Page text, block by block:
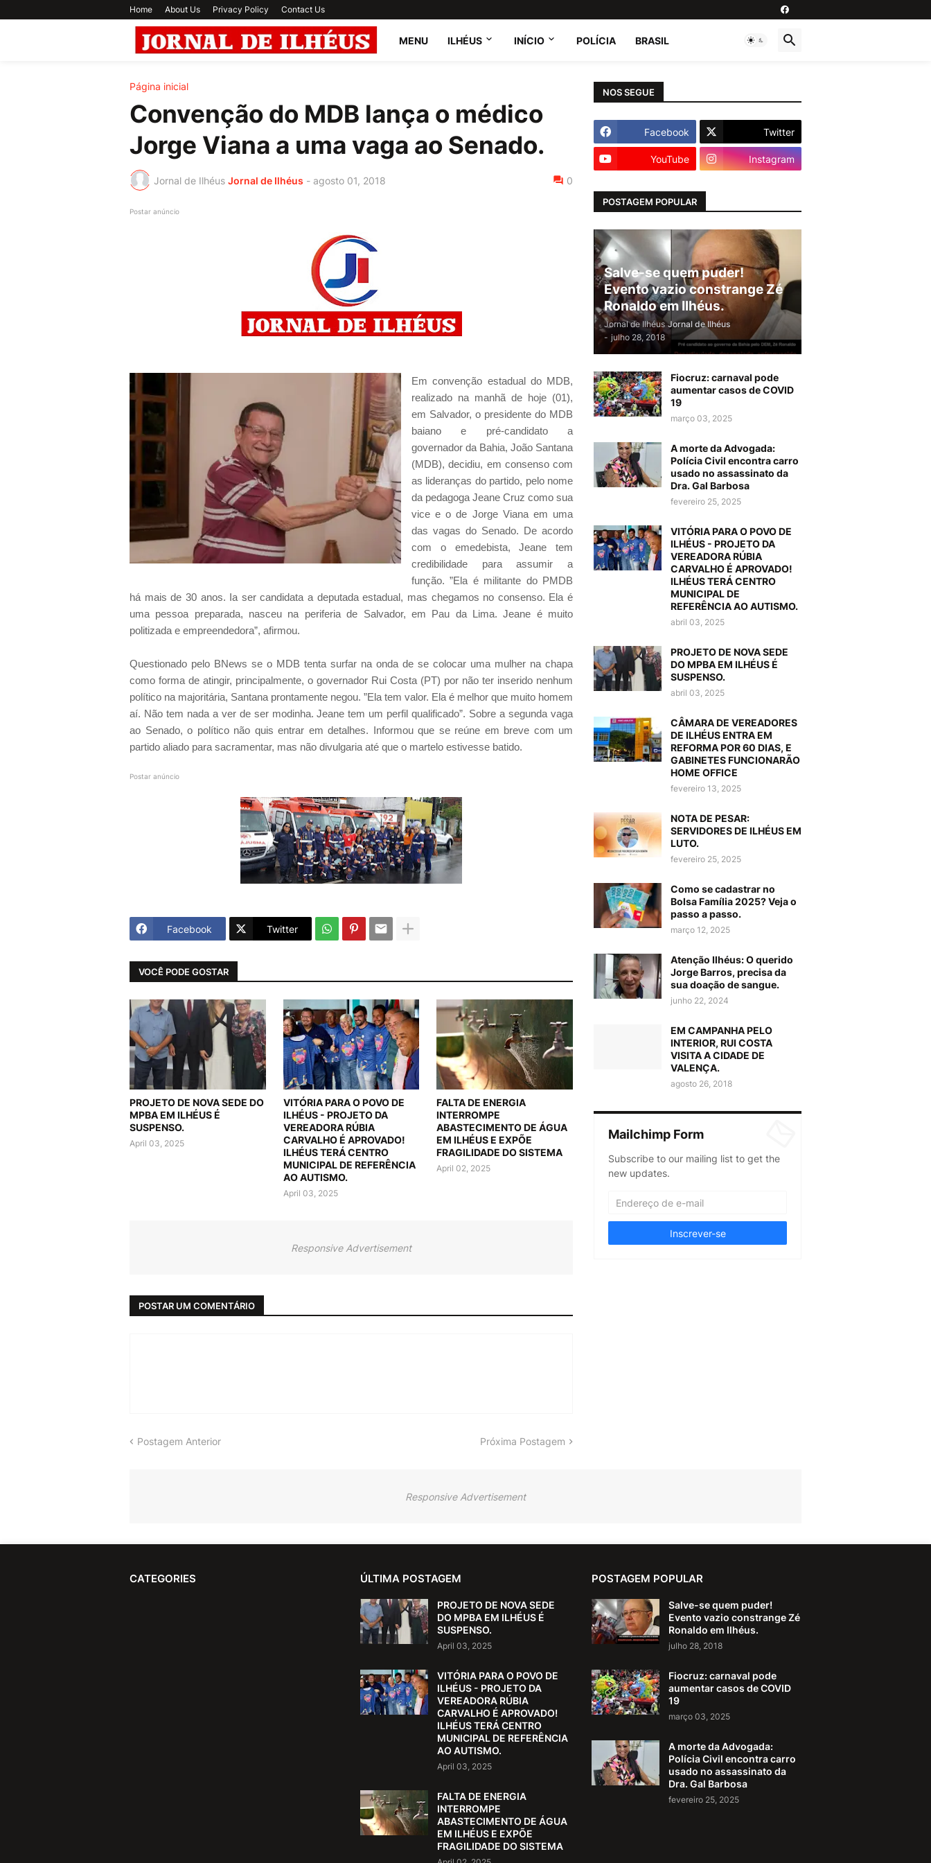
Home About Us Privacy Policy Contact Us
MENU ILHÉUS INÍCIO POLÍCIA BRASIL
Página inicial
Convenção do MDB lança o médico
Jorge Viana a uma vaga ao Senado.
Jornal de Ilhéus Jornal de Ilhéus - agosto 01, 2018 0
Postar anúncio
Em convenção estadual do MDB,
realizado na manhã de hoje (01),
em Salvador, o presidente do MDB
baiano e pré-candidato a
governador da Bahia, João Santana
(MDB), decidiu, em consenso com
as lideranças do partido, pelo nome
da pedagoga Jeane Cruz como sua
vice e o de Jorge Viana em uma
das vagas do Senado. De acordo
com o emedebista, Jeane tem
credibilidade para assumir a
função. ”Ela é militante do PMDB
há mais de 30 anos. Ia ser candidata a deputada estadual, mas chegamos no consenso. Ela é
uma pessoa preparada, nasceu na periferia de Salvador, em Pau da Lima. Jeane é muito
politizada e empreendedora”, afirmou.
Questionado pelo BNews se o MDB tenta surfar na onda de se colocar uma mulher na chapa
como forma de atingir, principalmente, o governador Rui Costa (PT) por não ter inserido nenhum
político na majoritária, Santana prontamente negou. ”Ela tem valor. Ela é melhor que muito homem
aí. Não tem nada a ver de ser modinha. Jeane tem um perfil qualificado”. Sobre a segunda vaga
ao Senado, o político não quis entrar em detalhes. Informou que se reúne em breve com um
partido aliado para sacramentar, mas não divulgaria até que o martelo estivesse batido.
Postar anúncio
Facebook Twitter
VOCÊ PODE GOSTAR
PROJETO DE NOVA SEDE DO
MPBA EM ILHÉUS É
SUSPENSO.
April 03, 2025
VITÓRIA PARA O POVO DE
ILHÉUS - PROJETO DA
VEREADORA RÚBIA
CARVALHO É APROVADO!
ILHÉUS TERÁ CENTRO
MUNICIPAL DE REFERÊNCIA
AO AUTISMO.
April 03, 2025
FALTA DE ENERGIA
INTERROMPE
ABASTECIMENTO DE ÁGUA
EM ILHÉUS E EXPÕE
FRAGILIDADE DO SISTEMA
April 02, 2025
Responsive Advertisement
POSTAR UM COMENTÁRIO
Postagem Anterior Próxima Postagem
NOS SEGUE
Facebook Twitter
YouTube Instagram
POSTAGEM POPULAR
Salve-se quem puder!
Evento vazio constrange Zé
Ronaldo em Ilhéus.
Jornal de Ilhéus Jornal de Ilhéus
- julho 28, 2018
Fiocruz: carnaval pode
aumentar casos de COVID
19
março 03, 2025
A morte da Advogada:
Polícia Civil encontra carro
usado no assassinato da
Dra. Gal Barbosa
fevereiro 25, 2025
VITÓRIA PARA O POVO DE
ILHÉUS - PROJETO DA
VEREADORA RÚBIA
CARVALHO É APROVADO!
ILHÉUS TERÁ CENTRO
MUNICIPAL DE
REFERÊNCIA AO AUTISMO.
abril 03, 2025
PROJETO DE NOVA SEDE
DO MPBA EM ILHÉUS É
SUSPENSO.
abril 03, 2025
CÂMARA DE VEREADORES
DE ILHÉUS ENTRA EM
REFORMA POR 60 DIAS, E
GABINETES FUNCIONARÃO
HOME OFFICE
fevereiro 13, 2025
NOTA DE PESAR:
SERVIDORES DE ILHÉUS EM
LUTO.
fevereiro 25, 2025
Como se cadastrar no
Bolsa Família 2025? Veja o
passo a passo.
março 12, 2025
Atenção Ilhéus: O querido
Jorge Barros, precisa da
sua doação de sangue.
junho 22, 2024
EM CAMPANHA PELO
INTERIOR, RUI COSTA
VISITA A CIDADE DE
VALENÇA.
agosto 26, 2018
Mailchimp Form
Subscribe to our mailing list to get the
new updates.
Responsive Advertisement
CATEGORIES ÚLTIMA POSTAGEM
PROJETO DE NOVA SEDE
DO MPBA EM ILHÉUS É
SUSPENSO.
April 03, 2025
VITÓRIA PARA O POVO DE
ILHÉUS - PROJETO DA
VEREADORA RÚBIA
CARVALHO É APROVADO!
ILHÉUS TERÁ CENTRO
MUNICIPAL DE REFERÊNCIA
AO AUTISMO.
April 03, 2025
FALTA DE ENERGIA
INTERROMPE
ABASTECIMENTO DE ÁGUA
EM ILHÉUS E EXPÕE
FRAGILIDADE DO SISTEMA
POSTAGEM POPULAR
Salve-se quem puder!
Evento vazio constrange Zé
Ronaldo em Ilhéus.
julho 28, 2018
Fiocruz: carnaval pode
aumentar casos de COVID
19
março 03, 2025
A morte da Advogada:
Polícia Civil encontra carro
usado no assassinato da
Dra. Gal Barbosa
fevereiro 25, 2025